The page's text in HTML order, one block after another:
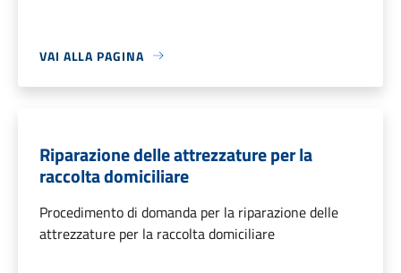
VAI ALLA PAGINA
Riparazione delle attrezzature per la
raccolta domiciliare
Procedimento di domanda per la riparazione delle
attrezzature per la raccolta domiciliare